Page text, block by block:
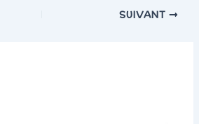
SUIVANT